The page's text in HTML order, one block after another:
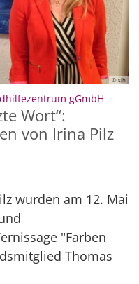
© sjh
gGmbH
Wort“:
von Irina Pilz
wurden am 12. Mai
"Farben
Thomas